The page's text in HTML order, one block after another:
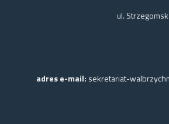
ul.
adres e-mail: sekretariat-